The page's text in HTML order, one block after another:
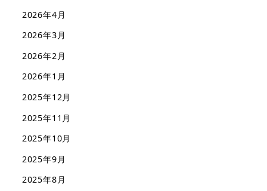
2026年4月
2026年3月
2026年2月
2026年1月
2025年12月
2025年11月
2025年10月
2025年9月
2025年8月